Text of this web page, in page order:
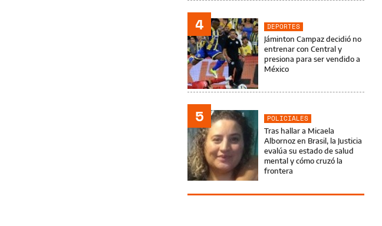
4
DEPORTES
Jáminton Campaz decidió no
entrenar con Central y
presiona para ser vendido a
México
5
POLICIALES
Tras hallar a Micaela
Albornoz en Brasil, la Justicia
evalúa su estado de salud
mental y cómo cruzó la
frontera